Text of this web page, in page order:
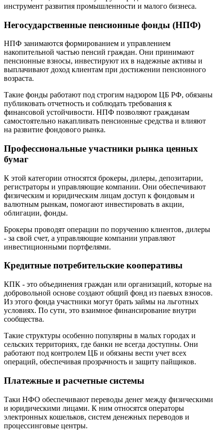
инструмент развития промышленности и малого бизнеса.
Негосударственные пенсионные фонды (НПФ)
НПФ занимаются формированием и управлением
накопительной частью пенсий граждан. Они принимают
пенсионные взносы, инвестируют их в надежные активы и
выплачивают доход клиентам при достижении пенсионного
возраста.
Такие фонды работают под строгим надзором ЦБ РФ, обязаны
публиковать отчетность и соблюдать требования к
финансовой устойчивости. НПФ позволяют гражданам
самостоятельно накапливать пенсионные средства и влияют
на развитие фондового рынка.
Профессиональные участники рынка ценных
бумаг
К этой категории относятся брокеры, дилеры, депозитарии,
регистраторы и управляющие компании. Они обеспечивают
физическим и юридическим лицам доступ к фондовым и
валютным рынкам, помогают инвестировать в акции,
облигации, фонды.
Брокеры проводят операции по поручению клиентов, дилеры
- за свой счет, а управляющие компании управляют
инвестиционными портфелями.
Кредитные потребительские кооперативы
КПК - это объединения граждан или организаций, которые на
добровольной основе создают общий фонд из паевых взносов.
Из этого фонда участники могут брать займы на льготных
условиях. По сути, это взаимное финансирование внутри
сообщества.
Такие структуры особенно популярны в малых городах и
сельских территориях, где банки не всегда доступны. Они
работают под контролем ЦБ и обязаны вести учет всех
операций, обеспечивая прозрачность и защиту пайщиков.
Платежные и расчетные системы
Таки НФО обеспечивают переводы денег между физическими
и юридическими лицами. К ним относятся операторы
электронных кошельков, систем денежных переводов и
процессинговые центры.